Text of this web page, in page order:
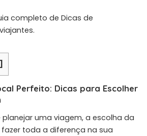
]
Perfeito: Dicas para Escolher
uma viagem, a escolha da
toda a diferença na sua